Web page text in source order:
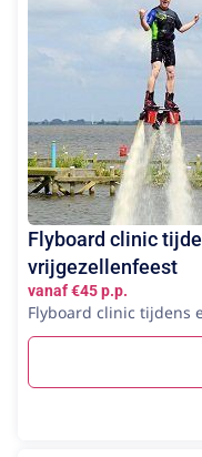
Flyboard clinic
vrijgezellenfeest
vanaf €45 p.p.
Flyboard clinic tijdens